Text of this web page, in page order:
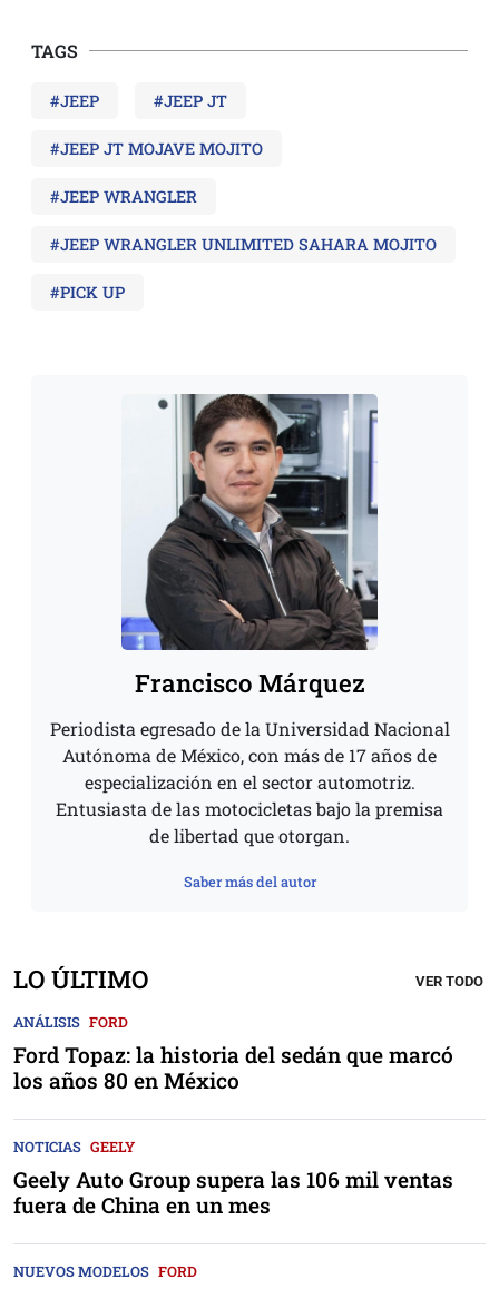
TAGS
#JEEP #JEEP JT
#JEEP JT MOJAVE MOJITO
#JEEP WRANGLER
#JEEP WRANGLER UNLIMITED SAHARA MOJITO
#PICK UP
Francisco Márquez
Periodista egresado de la Universidad Nacional
Autónoma de México, con más de 17 años de
especialización en el sector automotriz.
Entusiasta de las motocicletas bajo la premisa
de libertad que otorgan.
Saber más del autor
LO ÚLTIMO VER TODO
ANÁLISIS FORD
Ford Topaz: la historia del sedán que marcó
los años 80 en México
NOTICIAS GEELY
Geely Auto Group supera las 106 mil ventas
fuera de China en un mes
NUEVOS MODELOS FORD